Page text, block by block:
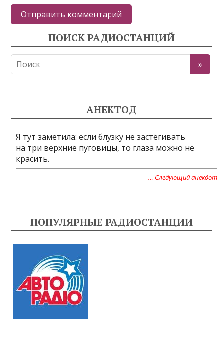
ПОИСК РАДИОСТАНЦИЙ
АНЕКТОД
Я тут заметила: если блузку не застёгивать
на три верхние пуговицы, то глаза можно не
красить.
… Следующий анекдот
ПОПУЛЯРНЫЕ РАДИОСТАНЦИИ